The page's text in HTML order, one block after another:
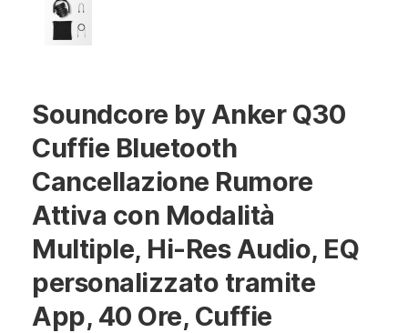
Soundcore by Anker Q30
Cuffie Bluetooth
Cancellazione Rumore
Attiva con Modalità
Multiple, Hi-Res Audio, EQ
personalizzato tramite
App, 40 Ore, Cuffie